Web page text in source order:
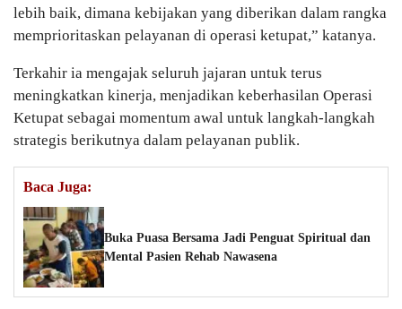
lebih baik, dimana kebijakan yang diberikan dalam rangka
memprioritaskan pelayanan di operasi ketupat,” katanya.
Terkahir ia mengajak seluruh jajaran untuk terus
meningkatkan kinerja, menjadikan keberhasilan Operasi
Ketupat sebagai momentum awal untuk langkah-langkah
strategis berikutnya dalam pelayanan publik.
Baca Juga:
Buka Puasa Bersama Jadi Penguat Spiritual dan
Mental Pasien Rehab Nawasena